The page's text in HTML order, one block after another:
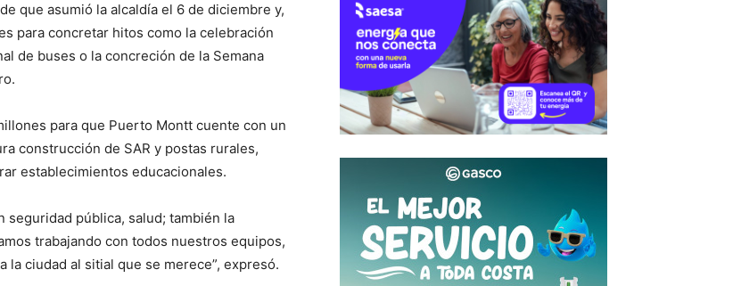
que asumió la alcaldía el 6 de diciembre y,
para concretar hitos como la celebración
de buses o la concreción de la Semana
para que Puerto Montt cuente con un
construcción de SAR y postas rurales,
establecimientos educacionales.
seguridad pública, salud; también la
trabajando con todos nuestros equipos,
ciudad al sitial que se merece”, expresó.